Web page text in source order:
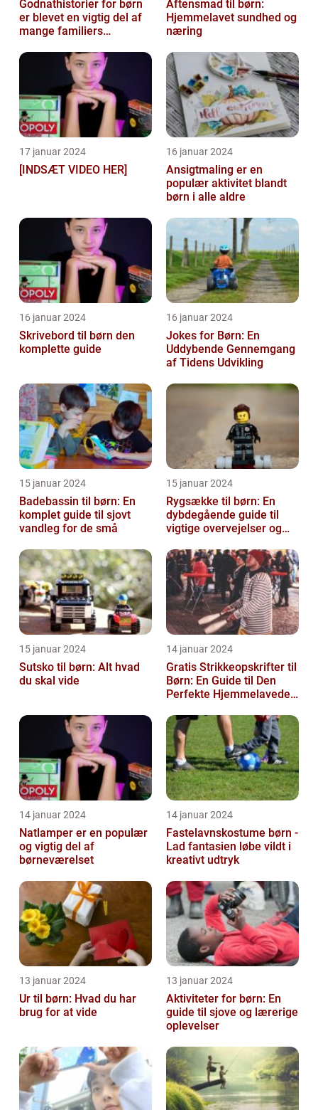
Godnathistorier for børn
er blevet en vigtig del af
mange familiers
Aftensmad til børn:
Hjemmelavet sundhed og
næring
17 januar 2024
[INDSÆT VIDEO HER]
16 januar 2024
Ansigtmaling er en
populær aktivitet blandt
børn i alle aldre
16 januar 2024
Skrivebord til børn den
komplette guide
16 januar 2024
Jokes for Børn: En
Uddybende Gennemgang
af Tidens Udvikling
15 januar 2024
Badebassin til børn: En
komplet guide til sjovt
vandleg for de små
15 januar 2024
Rygsække til børn: En
dybdegående guide til
vigtige overvejelser og
15 januar 2024
Sutsko til børn: Alt hvad
du skal vide
14 januar 2024
Gratis Strikkeopskrifter til
Børn: En Guide til Den
Perfekte Hjemmelavede
14 januar 2024
Natlamper er en populær
og vigtig del af
børneværelset
14 januar 2024
Fastelavnskostume børn -
Lad fantasien løbe vildt i
kreativt udtryk
13 januar 2024
Ur til børn: Hvad du har
brug for at vide
13 januar 2024
Aktiviteter for børn: En
guide til sjove og lærerige
oplevelser